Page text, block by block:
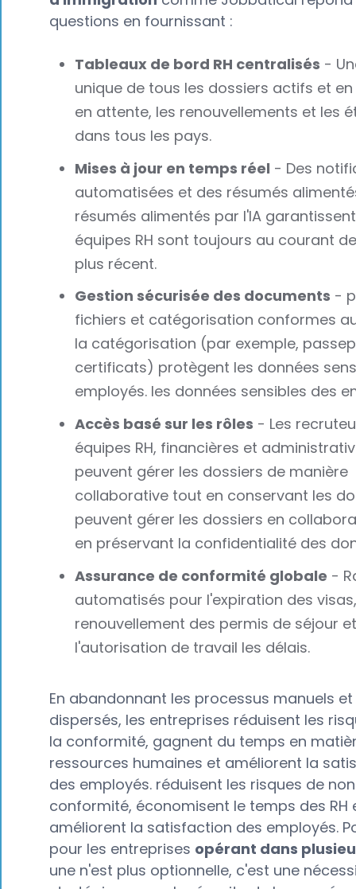
questions en fournissant :
Tableaux de bord RH centralisés -
unique de tous les dossiers actifs et
en attente, les renouvellements et les
dans tous les pays.
Mises à jour en temps réel - Des
automatisées et des résumés
résumés alimentés par l'IA
équipes RH sont toujours au courant
plus récent.
Gestion sécurisée des documents -
fichiers et catégorisation conformes au
la catégorisation (par exemple,
certificats) protègent les données
employés. les données sensibles des
Accès basé sur les rôles - Les
équipes RH, financières et
peuvent gérer les dossiers de manière
collaborative tout en conservant les
peuvent gérer les dossiers en
en préservant la confidentialité des
Assurance de conformité globale -
automatisés pour l'expiration des
renouvellement des permis de séjour et
l'autorisation de travail les délais.
En abandonnant les processus manuels
dispersés, les entreprises réduisent les
la conformité, gagnent du temps en
ressources humaines et améliorent la
des employés. réduisent les risques de
conformité, économisent le temps des RH
améliorent la satisfaction des employés.
pour les entreprises opérant dans
une n'est plus optionnelle, c'est une